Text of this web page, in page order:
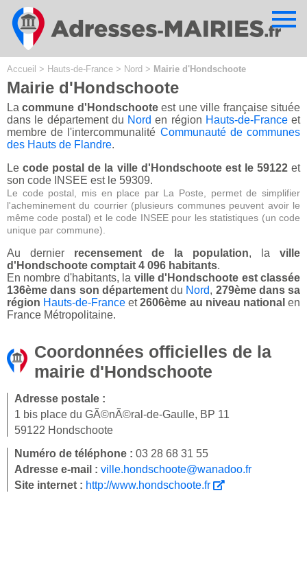
Accueil > Hauts-de-France > Nord > Mairie d'Hondschoote
Mairie d'Hondschoote
Lacommune d'Hondschooteest une ville française située
dans le département du Nord en région Hauts-de-Franceet
membre de l'intercommunalité Communauté de communes
des Hauts de Flandre.
Lecode postal de la ville d'Hondschoote est le 59122et
son code INSEE est le 59309.
Le code postal, mis en place par La Poste, permet de simplifier
l'acheminement du courrier (plusieurs communes peuvent avoir le
même code postal) et le code INSEE pour les statistiques (un code
unique par commune).
Au dernier recensement de la population, la ville
d'Hondschoote comptait 4 096 habitants.
En nombre d'habitants, la ville d'Hondschoote est classée
136ème dans son départementdu Nord, 279ème dans sa
région Hauts-de-France et2606ème au niveau national en
France Métropolitaine.
Coordonnées officielles de la
mairie d'Hondschoote
Adresse postale :
1 bis place du GÃ©nÃ©ral-de-Gaulle, BP 11
59122 Hondschoote
Numéro de téléphone : 03 28 68 31 55
Adresse e-mail : ville.hondschoote@wanadoo.fr
Site internet : http://www.hondschoote.fr
Cookies management panel